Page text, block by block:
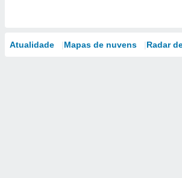
Atualidade Mapas de nuvens Radar